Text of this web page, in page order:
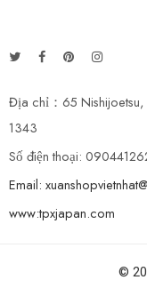
Địa chỉ：65 Nishijoetsu,
1343
Số điện thoại:
Email:
www:tpxjapan.com
©